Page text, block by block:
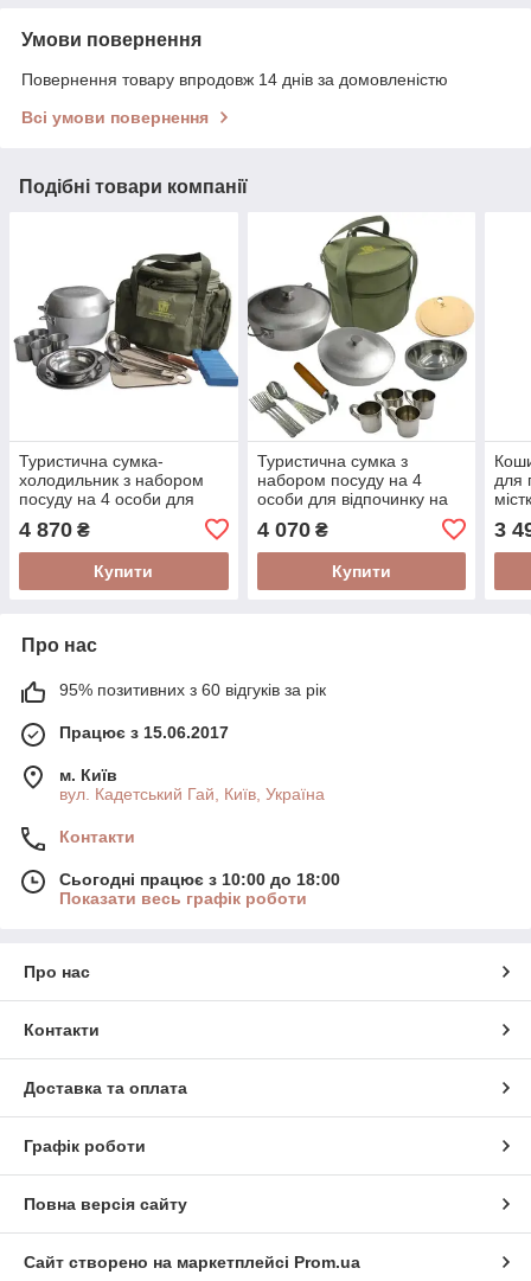
Умови повернення
Повернення товару впродовж 14 днів за домовленістю
Всі умови повернення
Подібні товари компанії
Туристична сумка-
холодильник з набором
посуду на 4 особи для
відпочинку на відкритому
повітрі з комфортом
4 870 ₴
Купити
Туристична сумка з
набором посуду на 4
особи для відпочинку на
4 070₴
Купити
для
3
Про нас
95% позитивних з 60 відгуків за рік
Працює з 15.06.2017
м. Київ
вул. Кадетський Гай, Київ, Україна
Контакти
Сьогодні працює з 10:00 до 18:00
Показати весь графік роботи
Про нас
Контакти
Доставка та оплата
Графік роботи
Повна версія сайту
Сайт створено на маркетплейсі Prom.ua